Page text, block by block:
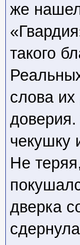
же
такого
слова
чекушку
Не
дверка